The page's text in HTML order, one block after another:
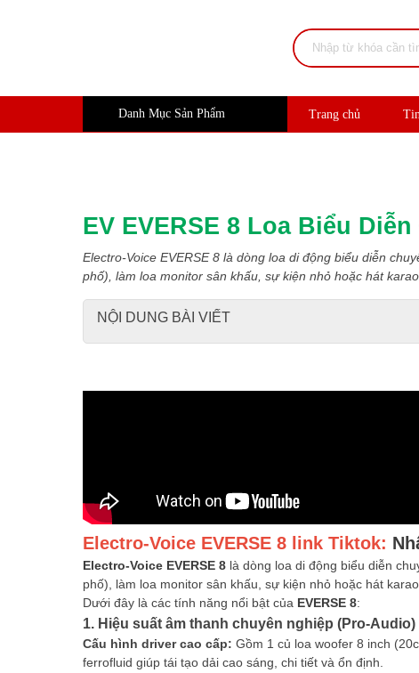
Trang chủ
Danh Mục Sản Phẩm
EV EVERSE 8 Loa Biểu
Electro-Voice EVERSE 8 là dòng loa di động biểu diễn
phố), làm loa monitor sân khấu, sự kiện nhỏ hoặc hát
NỘI DUNG BÀI VIẾT
Electro-Voice EVERSE 8 link Tiktok:
Electro-Voice EVERSE 8 là dòng loa di động biểu diễn
phố), làm loa monitor sân khấu, sự kiện nhỏ hoặc hát
Dưới đây là các tính năng nổi bật của EVERSE 8:
1. Hiệu suất âm thanh chuyên nghiệp (Pro-Audio)
Cấu hình driver cao cấp: Gồm 1 củ loa woofer 8 inch
ferrofluid giúp tái tạo dải cao sáng, chi tiết và ổn định.